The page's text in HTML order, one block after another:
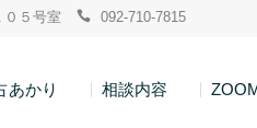
５号室 092-710-7815
あかり 相談内容